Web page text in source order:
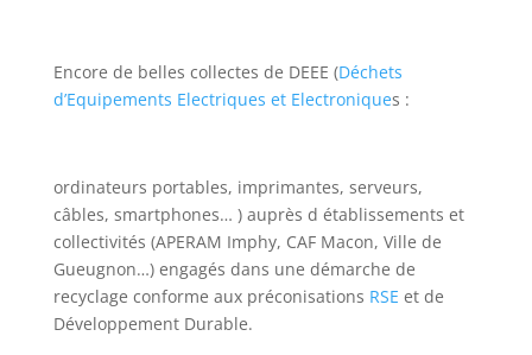
Encore de belles collectes de DEEE (Déchets
d’Equipements Electriques et Electroniques :
ordinateurs portables, imprimantes, serveurs,
câbles, smartphones… ) auprès d établissements et
collectivités (APERAM Imphy, CAF Macon, Ville de
Gueugnon…) engagés dans une démarche de
recyclage conforme aux préconisations RSE et de
Développement Durable.